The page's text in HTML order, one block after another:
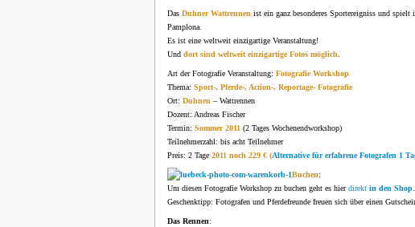
Das Duhner Wattrennen ist ein ganz besonderes Sportereigniss und
Pamplona.
Es ist eine weltweit einzigartige Veranstaltung!
Und dort sind weltweit einzigartige Fotos möglich
Art der Fotografie Veranstaltung: Fotografie Workshop
Thema: Sport-, Pferde-, Action-, Reportage- Fotografie
Ort: Duhnen – Wattrennen
Dozent: Andreas Fischer
Termin: Sommer 2011 (2 Tages Wochenendworkshop)
Teilnehmerzahl: bis acht Teilnehmer
Preis: 2 Tage 2011 noch 229 € (Alternative für erfahrene Fotografen 1
Buchen:
Um diesen Fotografie Workshop zu buchen geht es hierdirekt in den Shop
Geschenktipp: Fotografen und Pferdefreunde freuen sich über einen
Das Rennen: